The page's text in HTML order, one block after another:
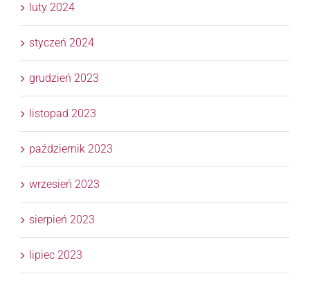
luty 2024
styczeń 2024
grudzień 2023
listopad 2023
październik 2023
wrzesień 2023
sierpień 2023
lipiec 2023